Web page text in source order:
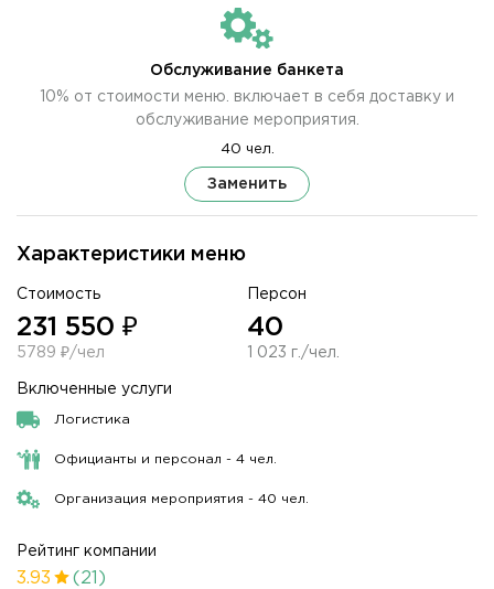
Характеристики меню
Стоимость
231 550 ₽
5789 ₽/чел
Персон
40
1 023 г./чел.
Включенные услуги
Логистика
Официанты и персонал - 4 чел.
Организация мероприятия - 40 чел.
Рейтинг компании
3.93 (21)
Обслуживание банкета
10% от стоимости меню. включает в себя доставку и
обслуживание мероприятия.
40 чел.
Заменить